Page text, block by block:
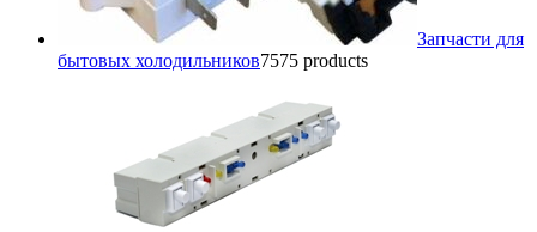
Запчасти для
бытовых холодильников7575 products